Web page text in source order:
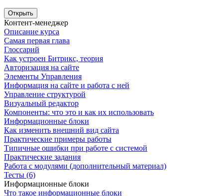
Открыть
Контент-менеджер
Описание курса
Самая первая глава
Глоссарий
Как устроен Битрикс, теория
Авторизация на сайте
Элементы Управления
Информация на сайте и работа с ней
Управление структурой
Визуальный редактор
Компоненты: что это и как их использовать
Информационные блоки
Как изменить внешний вид сайта
Практические примеры работы
Типичные ошибки при работе с системой
Практические задания
Работа с модулями (дополнительный материал)
Тесты (6)
Информационные блоки
Что такое информационные блоки